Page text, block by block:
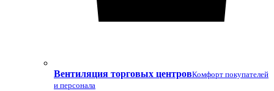
Вентиляция торговых центровКомфорт покупателей
и персонала